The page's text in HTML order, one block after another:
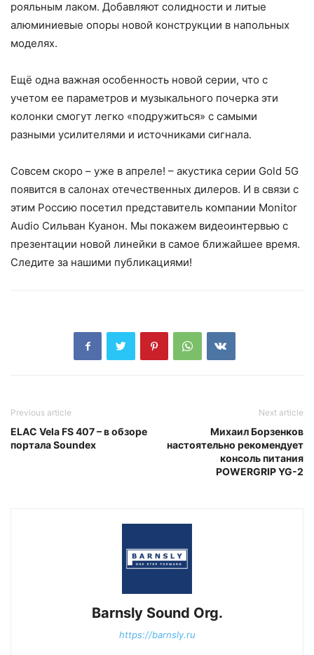
рояльным лаком. Добавляют солидности и литые
алюминиевые опоры новой конструкции в напольных
моделях.
Ещё одна важная особенность новой серии, что с
учетом ее параметров и музыкального почерка эти
колонки смогут легко «подружиться» с самыми
разными усилителями и источниками сигнала.
Совсем скоро – уже в апреле! – акустика серии Gold 5G
появится в салонах отечественных дилеров. И в связи с
этим Россию посетил представитель компании Monitor
Audio Сильван Куанон. Мы покажем видеоинтервью с
презентации новой линейки в самое ближайшее время.
Следите за нашими публикациями!
Previous article
ELAC Vela FS 407 – в обзоре
портала Soundex
Next article
Михаил Борзенков
настоятельно рекомендует
консоль питания
POWERGRIP YG-2
Barnsly Sound Org.
https://barnsly.ru